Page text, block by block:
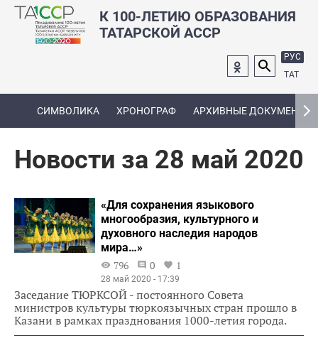
К 100-ЛЕТИЮ ОБРАЗОВАНИЯ
ТАТАРСКОЙ АССР
РУС
ТАТ
СИМВОЛИКА ХРОНОГРАФ АРХИВНЫЕ ДОКУМЕНТЫ
Новости за 28 май 2020
«Для сохранения языкового
многообразия, культурного и
духовного наследия народов
мира…»
796
0 1
28 май 2020 - 17:39
Заседание ТЮРКСОЙ - постоянного Совета
министров культуры тюркоязычных стран прошло в
Казани в рамках празднования 1000-летия города.